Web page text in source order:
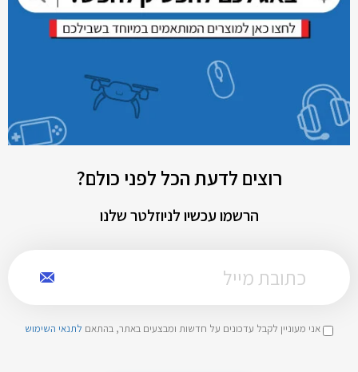
רוצים לדעת הכל לפני כולם?
הרשמו עכשיו לניוזלטר שלנו
אני מעוניין לקבל עדכונים על חדשות ומבצעים באתר, בהתאם לתנאי השימוש